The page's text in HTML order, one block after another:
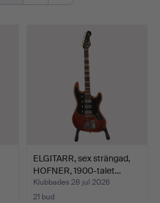
ELGITARR, sex strängad,
HOFNER, 1900-talet…
Klubbades 28 jul 2026
21 bud